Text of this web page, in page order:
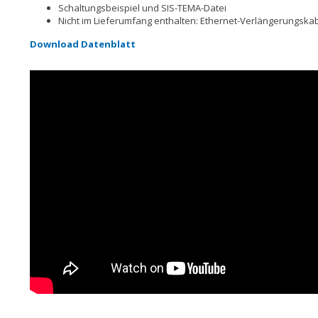
Schaltungsbeispiel und SIS-TEMA-Datei
Nicht im Lieferumfang enthalten: Ethernet-
Download Datenblatt